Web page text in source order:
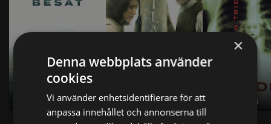
Serie från 2020 Serie från 2014 Serie från 1994
×
Denna webbplats använder
cookies
Vi använder enhetsidentifierare för att
anpassa innehållet och annonserna till